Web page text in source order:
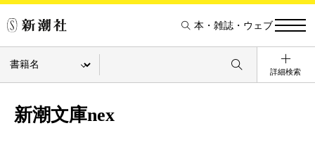
本・雑誌・ウェブ
詳細検索
新潮文庫nex